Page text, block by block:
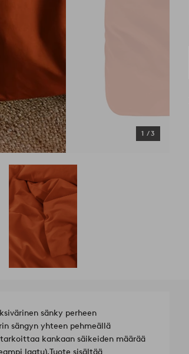
1 /3
sänky perheen
sängyn yhteen pehmeällä
kankaan säikeiden määrää
laatu).Tuote sisältää